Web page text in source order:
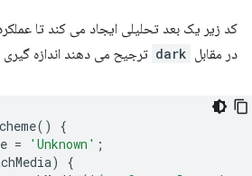
کد زیر یک بعد تحلیلی ایجاد می کند تا عملکرد
در مقابل dark ترجیح می دهند اندازه گیری
()
{
= 'Unknown' ;
)
{